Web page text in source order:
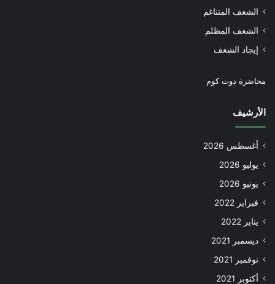
الشغف المتناغم
الشغف المظلم
إيجاد الشغف
محاضرة دوت كوم
الأرشيف
أغسطس 2026
يوليو 2026
يونيو 2026
فبراير 2022
يناير 2022
ديسمبر 2021
نوفمبر 2021
أكتوبر 2021